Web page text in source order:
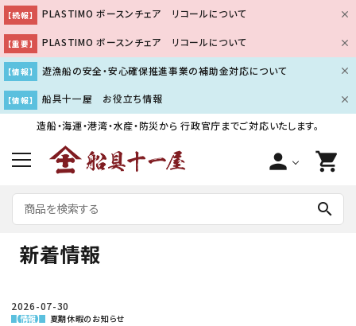
【続報】 PLASTIMO ボースンチェア リコールについて
【重要】 PLASTIMO ボースンチェア リコールについて
【情報】 遊漁船の安全・安心確保推進事業の補助金対応について
【情報】
船具十一屋 お役立ち情報
造船・海運・港湾・水産・防災から行政官庁までご対応いたします。
person shopping_cart
search
新着情報
2026-07-30
【情報】 夏期休暇のお知らせ